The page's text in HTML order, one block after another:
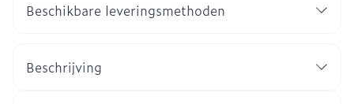
Beschikbare leveringsmethoden
Beschrijving